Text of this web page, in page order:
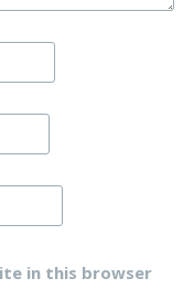
in this browser